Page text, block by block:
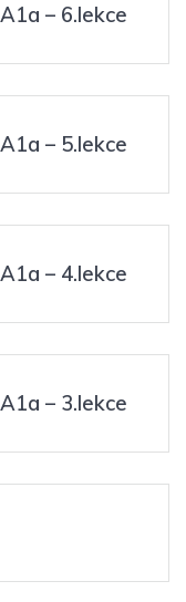
– 6.lekce
– 5.lekce
– 4.lekce
– 3.lekce